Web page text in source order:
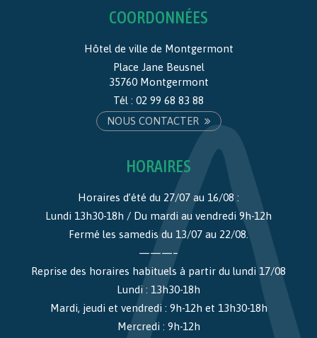
COORDONNÉES
Hôtel de ville de Montgermont
Place Jane Beusnel
35760 Montgermont
Tél : 02 99 68 83 88
NOUS CONTACTER
HORAIRES
Horaires d’été du 27/07 au 16/08 :
Lundi 13h30-18h / Du mardi au vendredi 9h-12h
Fermé les samedis du 13/07 au 22/08.
———–
Reprise des horaires habituels à partir du lundi 17/08
Lundi : 13h30-18h
Mardi, jeudi et vendredi : 9h-12h et 13h30-18h
Mercredi : 9h-12h